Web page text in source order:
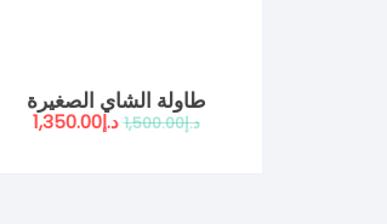
طاولة الشاي الصغيرة
د.إ1,500.00السعر
الأصلي
د.إ1,350.00السعر